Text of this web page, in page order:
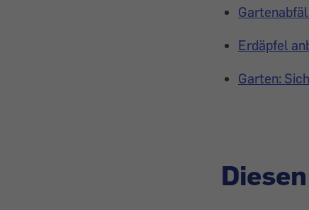
Erdäpfel
Garten: